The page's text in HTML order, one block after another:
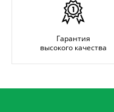
Гарантия
высокого качества